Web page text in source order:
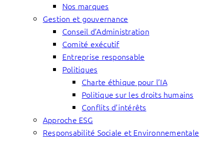
Nos marques
Gestion et gouvernance
Conseil d’Administration
Comité exécutif
Entreprise responsable
Politiques
Charte éthique pour l’IA
Politique sur les droits humains
Conflits d’intérêts
Approche ESG
Responsabilité Sociale et Environnementale